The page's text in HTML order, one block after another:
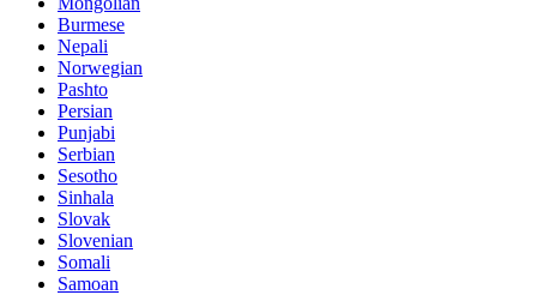
Burmese
Nepali
Norwegian
Pashto
Persian
Punjabi
Serbian
Sesotho
Sinhala
Slovak
Slovenian
Somali
Samoan